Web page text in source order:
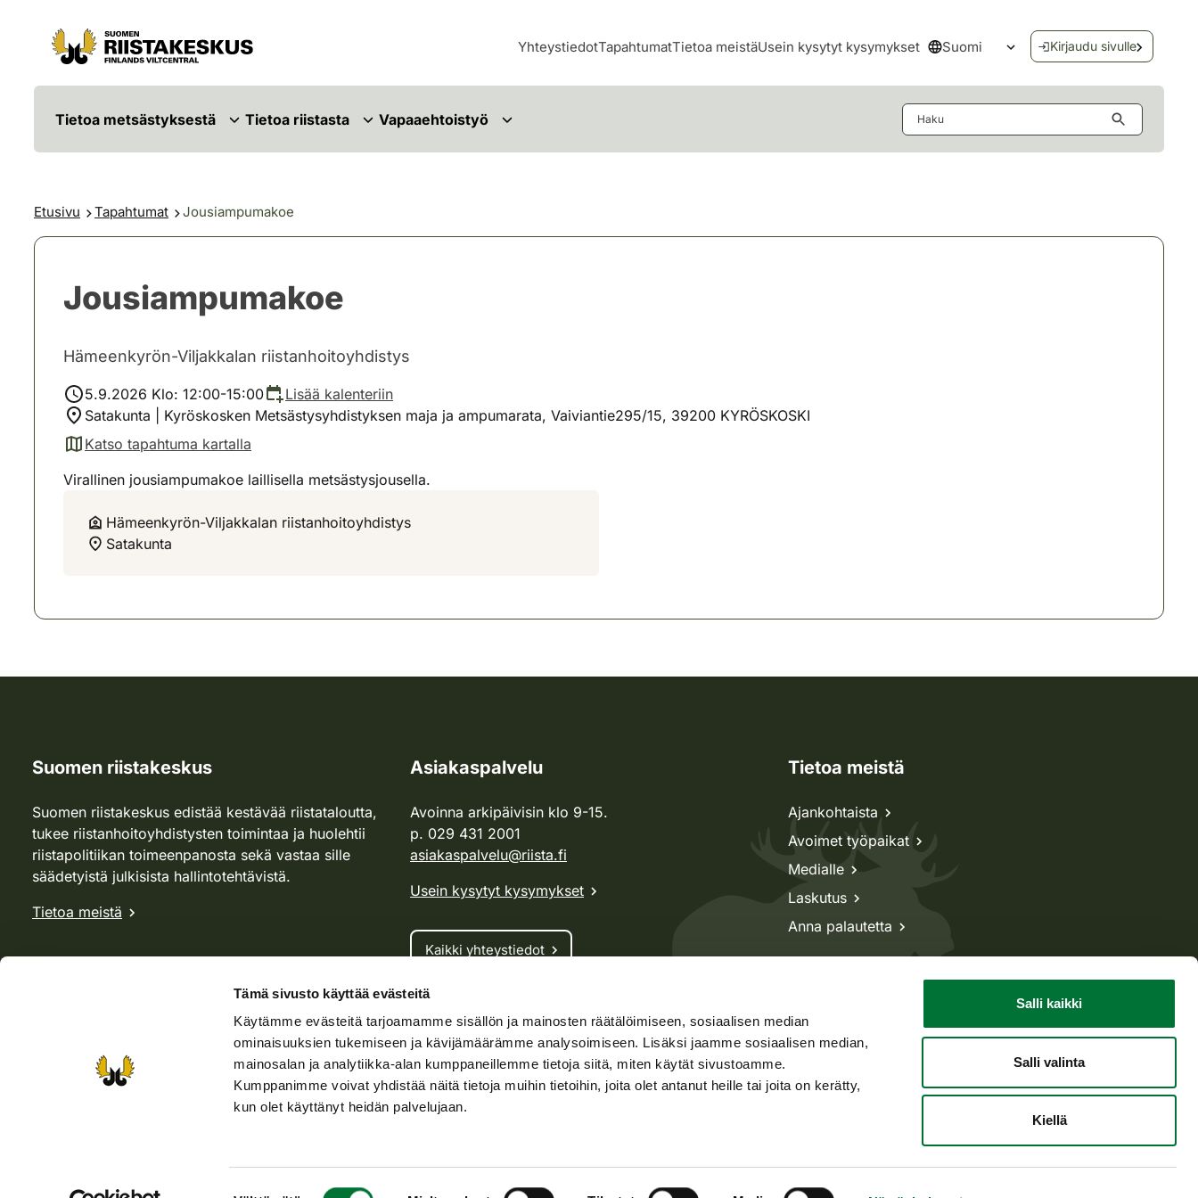
Tämä sivusto käyttää evästeitä
Käytämme evästeitä tarjoamamme sisällön ja mainosten räätälöimiseen, sosiaalisen median
ominaisuuksien tukemiseen ja kävijämäärämme analysoimiseen. Lisäksi jaamme sosiaalisen median,
mainosalan ja analytiikka-alan kumppaneillemme tietoja siitä, miten käytät sivustoamme.
Kumppanimme voivat yhdistää näitä tietoja muihin tietoihin, joita olet antanut heille tai joita on kerätty,
kun olet käyttänyt heidän palvelujaan.
Salli kaikki
Salli valinta
Kiellä
Siirry sisältöön
Siirry sivustokarttaan
YhteystiedotTapahtumatTietoa meistäUsein kysytyt kysymykset Suomi
Avaa kielivalikko
Kirjaudu sivulle
Tietoa metsästyksestä Tietoa riistasta Vapaaehtoistyö
Etusivu Tapahtumat Jousiampumakoe
Jousiampumakoe
Hämeenkyrön-Viljakkalan riistanhoitoyhdistys
5.9.2026 Klo: 12:00-15:00
Lisää kalenteriin
Satakunta | Kyröskosken Metsästysyhdistyksen maja ja ampumarata, Vaiviantie295/15, 39200 KYRÖSKOSKI
Katso tapahtuma kartalla
(avautuu uuteen välilehteen)
Virallinen jousiampumakoe laillisella metsästysjousella.
Hämeenkyrön-Viljakkalan riistanhoitoyhdistys
Satakunta
Suomen riistakeskus
Suomen riistakeskus edistää kestävää riistataloutta,
tukee riistanhoitoyhdistysten toimintaa ja huolehtii
riistapolitiikan toimeenpanosta sekä vastaa sille
säädetyistä julkisista hallintotehtävistä.
Tietoa meistä
Asiakaspalvelu
Avoinna arkipäivisin klo 9-15.
p. 029 431 2001
asiakaspalvelu@riista.fi
Usein kysytyt kysymykset
Kaikki yhteystiedot
Metsästyskortti-asiat
Oma riista -asiat
Lupa-asiat
Tietoa meistä
Ajankohtaista
Avoimet työpaikat
Medialle
Laskutus
Anna palautetta